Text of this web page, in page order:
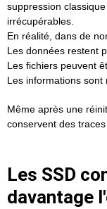
suppression
irrécupérables.
En réalité, dans de
Les données restent
Les fichiers peuvent
Les informations sont
Même après une
conservent des
Les SSD
davantage